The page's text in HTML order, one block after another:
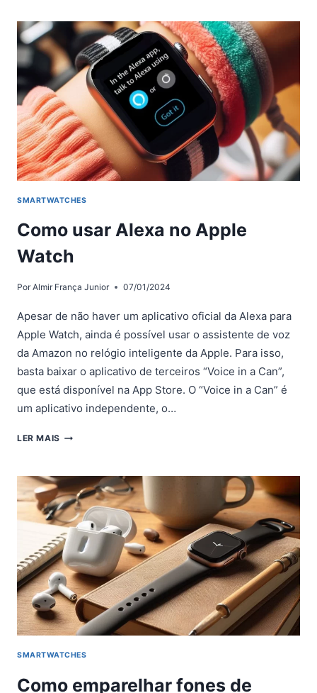
APPLE
WATCH
SMARTWATCHES
Como usar Alexa no Apple
Watch
Por Almir França Junior 07/01/2024
Apesar de não haver um aplicativo oficial da Alexa para
Apple Watch, ainda é possível usar o assistente de voz
da Amazon no relógio inteligente da Apple. Para isso,
basta baixar o aplicativo de terceiros “Voice in a Can”,
que está disponível na App Store. O “Voice in a Can” é
um aplicativo independente, o…
LER MAISCOMO
ALEXA
NO
APPLE
WATCH
SMARTWATCHES
Como emparelhar fones de